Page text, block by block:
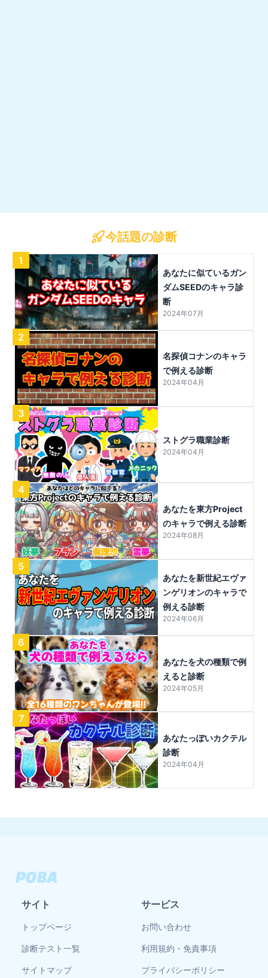
今話題の診断
1
あなたに似ているガン
ダムSEEDのキャラ診
断
2024年07月
2
名探偵コナンのキャラ
で例える診断
2024年04月
3
ストグラ職業診断
2024年04月
4
あなたを東方Project
のキャラで例える診断
2024年08月
5
あなたを新世紀エヴァ
ンゲリオンのキャラで
例える診断
2024年06月
6
あなたを犬の種類で例
えると診断
2024年05月
7
あなたっぽいカクテル
診断
2024年04月
サイト
トップページ
診断テスト一覧
サイトマップ
サービス
お問い合わせ
利用規約・免責事項
プライバシーポリシー